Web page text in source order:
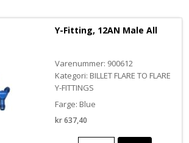
BLACK
antall
Y-Fitting, 12AN Male All
Varenummer: 900612
Kategori: BILLET FLARE TO FLARE
Y-FITTINGS
Farge: Blue
kr637,40